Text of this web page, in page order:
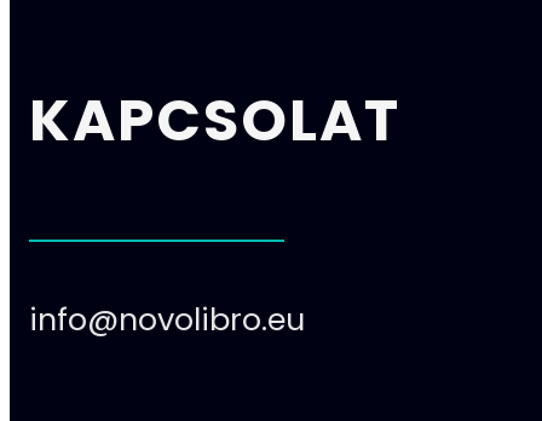
KAPCSOLAT
info@novolibro.eu